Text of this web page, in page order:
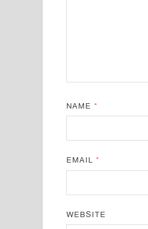
NAME*
EMAIL*
WEBSITE